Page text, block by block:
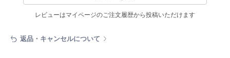
HOKA ONEONE
レビューはマイページのご注文履歴から投稿いただけます
返品・キャンセルについて